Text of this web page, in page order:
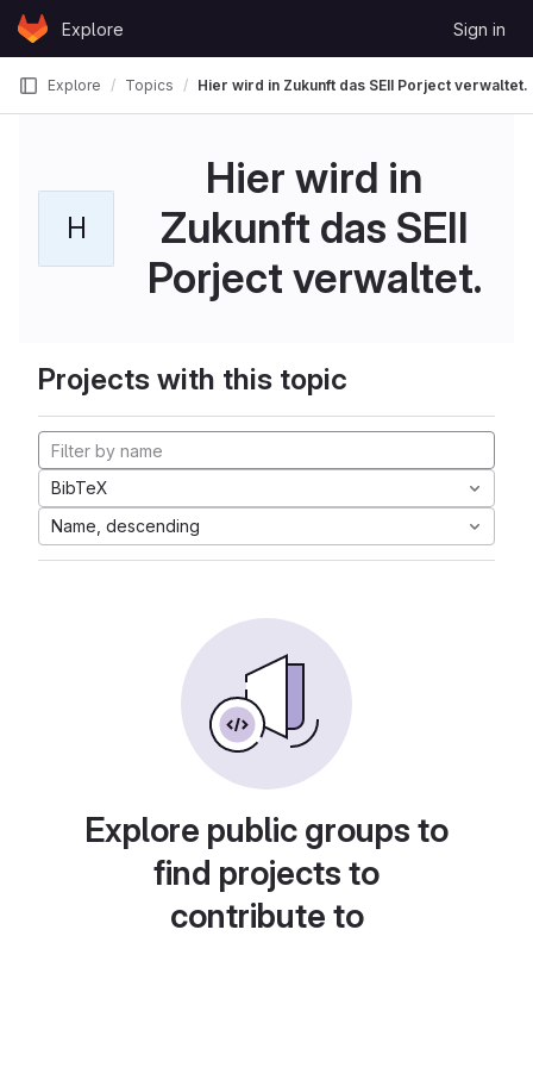
Skip to content
GitLabExplore Sign in
Explore Topics Hier wird in Zukunft das SEII Porject verwaltet.
H
Hier wird in
Zukunft das SEII
Porject verwaltet.
Projects with this topic
BibTeX
Name, descending
Explore public groups to
find projects to
contribute to